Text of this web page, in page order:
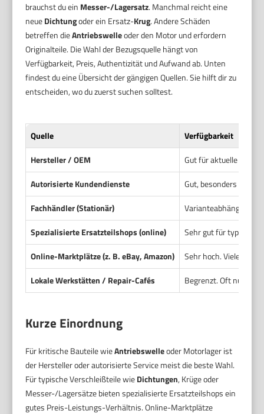
brauchst du ein Messer-/Lagersatz. Manchmal reicht eine
neueDichtungoder ein Ersatz-Krug. Andere Schäden
betreffen dieAntriebswelleoder den Motor und erfordern
Originalteile. Die Wahl der Bezugsquelle hängt von
Verfügbarkeit, Preis, Authentizität und Aufwand ab. Unten
findest du eine Übersicht der gängigen Quellen. Sie hilft dir zu
entscheiden, wo du zuerst suchen solltest.
Quelle
Verfügbarkeit
Hersteller / OEM
Gut für aktuelle
Autorisierte Kundendienste
Gut, besonders für
Fachhändler (Stationär)
Varianteabhängig.
Spezialisierte Ersatzteilshops (online)
Sehr gut für typische
Online-Marktplätze (z. B. eBay, Amazon)
Sehr hoch. Viele
Lokale Werkstätten / Repair-Cafés
Begrenzt. Oft nur
Kurze Einordnung
Für kritische Bauteile wieAntriebswelleoder Motorlager ist
der Hersteller oder autorisierte Service meist die beste Wahl.
Für typische Verschleißteile wieDichtungen, Krüge oder
Messer-/Lagersätze bieten spezialisierte Ersatzteilshops ein
gutes Preis-Leistungs-Verhältnis. Online-Marktplätze